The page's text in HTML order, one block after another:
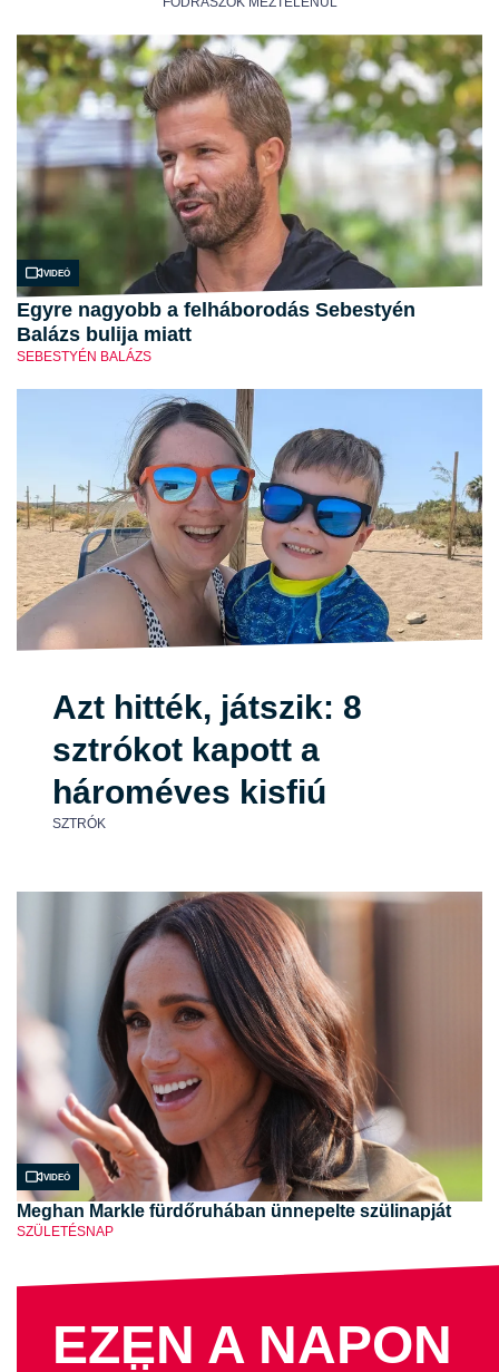
Videó
Egyre nagyobb a felháborodás Sebestyén
Balázs bulija miatt
SEBESTYÉN BALÁZS
Azt hitték, játszik: 8
sztrókot kapott a
hároméves kisfiú
SZTRÓK
Videó
Meghan Markle fürdőruhában ünnepelte szülinapját
SZÜLETÉSNAP
EZEN A NAPON